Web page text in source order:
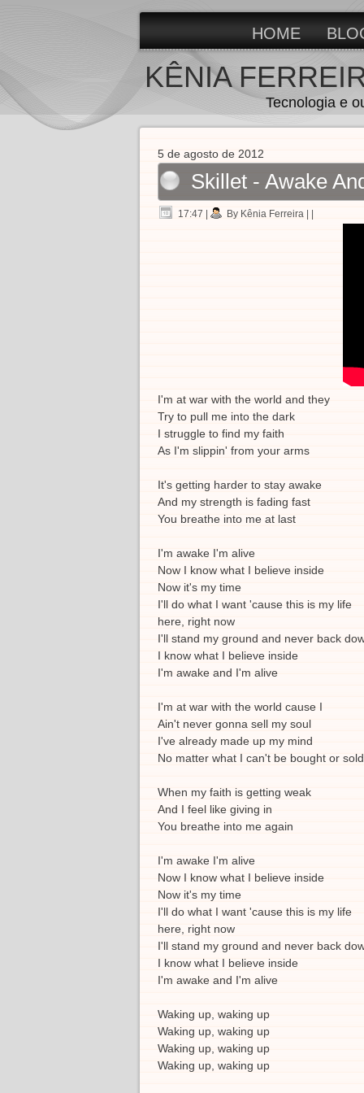
HOME
KÊNIA
Tecnologia e
5 de agosto de 2012
Skillet - Awake
17:47 By Kênia Ferreira
I'm at war with the world and they
Try to pull me into the dark
I struggle to find my faith
As I'm slippin' from your arms
It's getting harder to stay awake
And my strength is fading fast
You breathe into me at last
I'm awake I'm alive
Now I know what I believe inside
Now it's my time
I'll do what I want 'cause this is my life
here, right now
I'll stand my ground and never back
I know what I believe inside
I'm awake and I'm alive
I'm at war with the world cause I
Ain't never gonna sell my soul
I've already made up my mind
No matter what I can't be bought or sold
When my faith is getting weak
And I feel like giving in
You breathe into me again
I'm awake I'm alive
Now I know what I believe inside
Now it's my time
I'll do what I want 'cause this is my life
here, right now
I'll stand my ground and never back
I know what I believe inside
I'm awake and I'm alive
Waking up, waking up
Waking up, waking up
Waking up, waking up
Waking up, waking up